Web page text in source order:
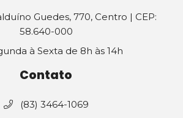
Guedes, 770, Centro | CEP:
58.640-000
à Sexta de 8h às 14h
Contato
(83) 3464-1069